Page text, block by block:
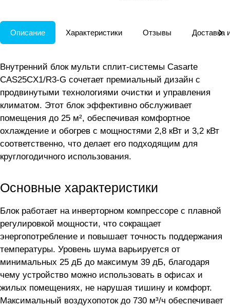
Описание Характеристики Отзывы Доставка
Внутренний блок мульти сплит-системы Casarte
CAS25CX1/R3-G сочетает премиальный дизайн с
продвинутыми технологиями очистки и управления
климатом. Этот блок эффективно обслуживает
помещения до 25 м², обеспечивая комфортное
охлаждение и обогрев с мощностями 2,8 кВт и 3,2 кВт
соответственно, что делает его подходящим для
круглогодичного использования.
Основные характеристики
Блок работает на инверторном компрессоре с плавной
регулировкой мощности, что сокращает
энергопотребление и повышает точность поддержания
температуры. Уровень шума варьируется от
минимальных 25 дБ до максимум 39 дБ, благодаря
чему устройство можно использовать в офисах и
жилых помещениях, не нарушая тишину и комфорт.
Максимальный воздухопоток до 730 м³/ч обеспечивает